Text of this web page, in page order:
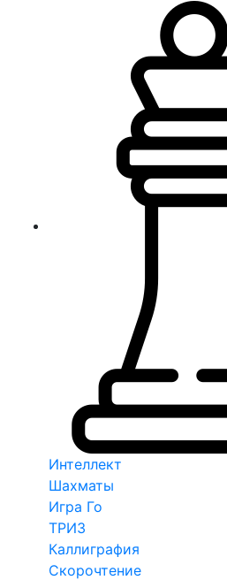
Интеллект
Шахматы
Игра Го
ТРИЗ
Каллиграфия
Скорочтение